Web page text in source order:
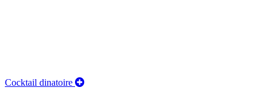
Cocktail dinatoire